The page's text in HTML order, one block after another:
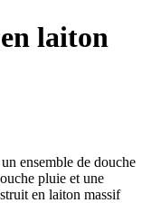
laiton
un ensemble de douche
pluie et une
en laiton massif